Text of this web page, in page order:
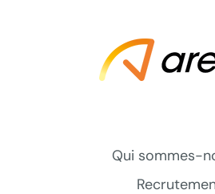
Qui sommes-